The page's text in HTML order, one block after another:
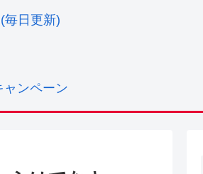
毎日更新)
ャンペーン